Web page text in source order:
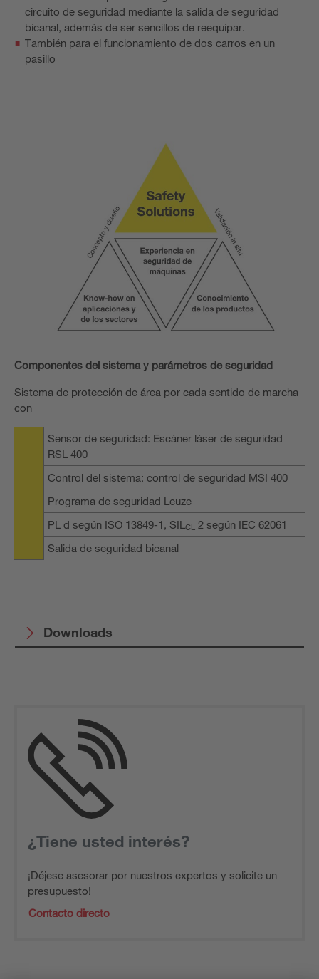
circuito de seguridad mediante la salida de seguridad
bicanal, además de ser sencillos de reequipar.
También para el funcionamiento de dos carros en un
pasillo
Componentes del sistema y parámetros de seguridad
Sistema de protección de área por cada sentido de marcha
con
Sensor de seguridad: Escáner láser de seguridad
RSL 400
Control del sistema: control de seguridad MSI 400
Programa de seguridad Leuze
PL d según ISO 13849-1, SIL CL 2 según IEC 62061
Salida de seguridad bicanal
Downloads
¿Tiene usted interés?
¡Déjese asesorar por nuestros expertos y solicite un
presupuesto!
Contacto directo